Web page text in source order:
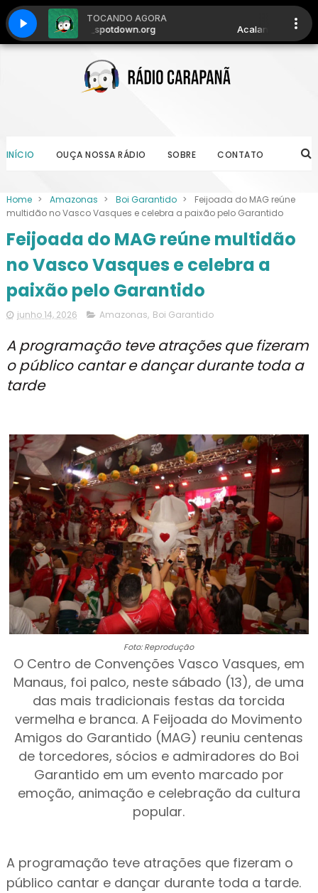
INÍCIO OUÇA NOSSA RÁDIO SOBRE CONTATO
Home > Amazonas > Boi Garantido >
Feijoada do MAG reúne
multidão no Vasco Vasques e celebra a paixão pelo Garantido
Feijoada do MAG reúne multidão
no Vasco Vasques e celebra a
paixão pelo Garantido
junho 14, 2026 Amazonas, Boi Garantido
A programação teve atrações que fizeram
o público cantar e dançar durante toda a
tarde
Foto: Reprodução
O Centro de Convenções Vasco Vasques, em
Manaus, foi palco, neste sábado (13), de uma
das mais tradicionais festas da torcida
vermelha e branca. A Feijoada do Movimento
Amigos do Garantido (MAG) reuniu centenas
de torcedores, sócios e admiradores do Boi
Garantido em um evento marcado por
emoção, animação e celebração da cultura
popular.
A programação teve atrações que fizeram o
público cantar e dançar durante toda a tarde.